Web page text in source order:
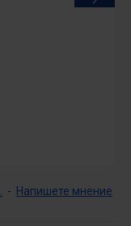
- Напишете мнение